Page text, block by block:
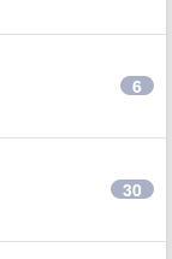
6
30